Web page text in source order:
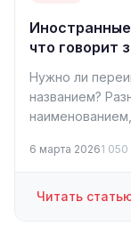
что говорит
Нужно ли
названием?
6 марта 20261
Читать